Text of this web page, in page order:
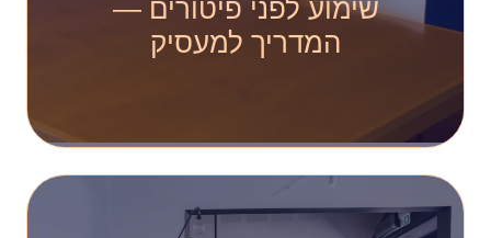
שימוע לפני פיטורים —
המדריך למעסיק